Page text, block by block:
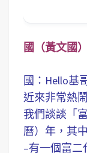
國（黃文國）
國：Hello基
近來非常熱
我們談談「
曆）年，其
–有一個富